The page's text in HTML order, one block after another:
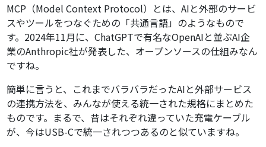
コミュニケーション系MCPサーバー
その他の主要カテゴリ
実際の活用事例とメリット
開発ワークフローの自動化事例
具体的な効率化の数値
MCPサーバーの導入方法
Claude Desktopでの設定
MCP（Model Context Protocol）とは、AIと外部のサービ
スやツールをつなぐための「共通言語」のようなもので
す。2024年11月に、ChatGPTで有名なOpenAIと並ぶAI企
業のAnthropic社が発表した、オープンソースの仕組みなん
ですね。
簡単に言うと、これまでバラバラだったAIと外部サービス
の連携方法を、みんなが使える統一された規格にまとめた
ものです。まるで、昔はそれぞれ違っていた充電ケーブル
が、今はUSB-Cで統一されつつあるのと似ていますね。